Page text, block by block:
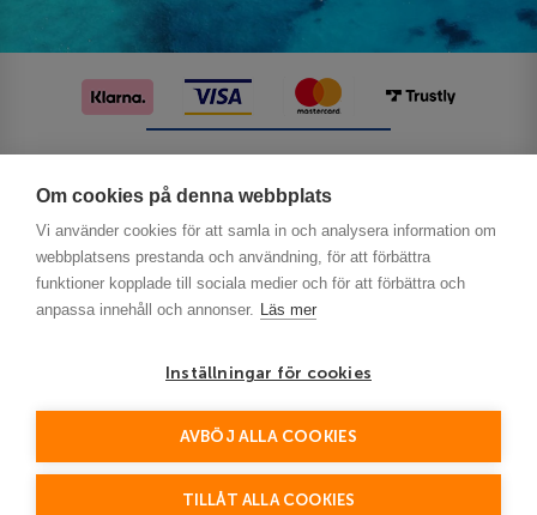
Om cookies på denna webbplats
Vi använder cookies för att samla in och analysera information om
webbplatsens prestanda och användning, för att förbättra
funktioner kopplade till sociala medier och för att förbättra och
anpassa innehåll och annonser. Läs mer
Inställningar för cookies
AVBÖJ ALLA COOKIES
TILLÅT ALLA COOKIES
This site is protected by reCAPTCHA and the Google
Policy and Terms of Service apply.